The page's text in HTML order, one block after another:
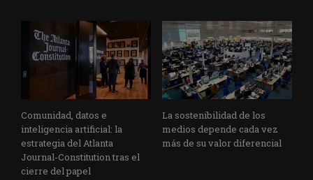
Comunidad, datos e
inteligencia artificial: la
estrategia del Atlanta
Journal-Constitution tras el
cierre del papel
La sostenibilidad de los
medios depende cada vez
más de su valor diferencial